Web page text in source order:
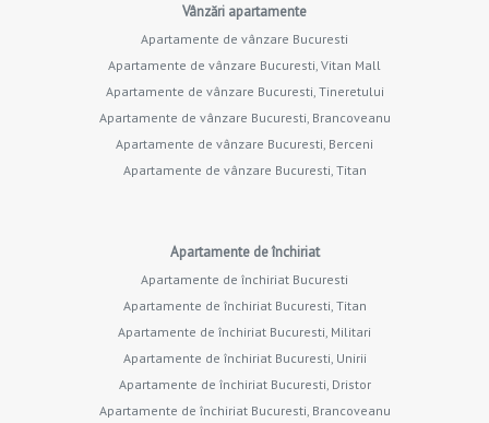
Vânzări apartamente
Apartamente de vânzare Bucuresti
Apartamente de vânzare Bucuresti, Vitan Mall
Apartamente de vânzare Bucuresti, Tineretului
Apartamente de vânzare Bucuresti, Brancoveanu
Apartamente de vânzare Bucuresti, Berceni
Apartamente de vânzare Bucuresti, Titan
Apartamente de închiriat
Apartamente de închiriat Bucuresti
Apartamente de închiriat Bucuresti, Titan
Apartamente de închiriat Bucuresti, Militari
Apartamente de închiriat Bucuresti, Unirii
Apartamente de închiriat Bucuresti, Dristor
Apartamente de închiriat Bucuresti, Brancoveanu